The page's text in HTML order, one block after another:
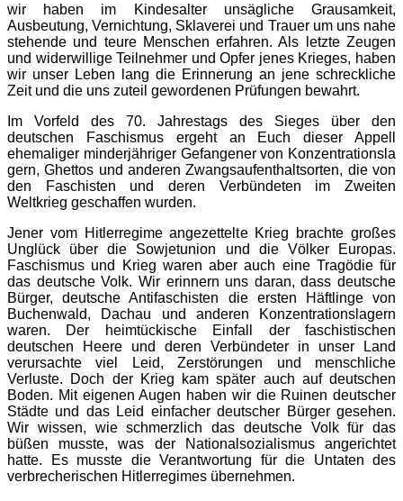
wir haben im Kindesalter unsägliche Grausamkeit,
Ausbeutung, Vernichtung, Sklaverei und Trauer um uns nahe
stehende und teure Menschen erfahren. Als letzte Zeugen
und widerwillige Teilnehmer und Opfer jenes Krieges, haben
wir unser Leben lang die Erinnerung an jene schreckliche
Zeit und die uns zuteil gewordenen Prüfungen bewahrt.
Im Vorfeld des 70. Jahrestags des Sieges über den
deutschen Faschismus ergeht an Euch dieser Appell
ehemaliger minderjähriger Gefangener von Konzentrationsla
gern, Ghettos und anderen Zwangsaufenthaltsorten, die von
den Faschisten und deren Verbündeten im Zweiten
Weltkrieg geschaffen wurden.
Jener vom Hitlerregime angezettelte Krieg brachte großes
Unglück über die Sowjetunion und die Völker Europas.
Faschismus und Krieg waren aber auch eine Tragödie für
das deutsche Volk. Wir erinnern uns daran, dass deutsche
Bürger, deutsche Antifaschisten die ersten Häftlinge von
Buchenwald, Dachau und anderen Konzentrationslagern
waren. Der heimtückische Einfall der faschistischen
deutschen Heere und deren Verbündeter in unser Land
verursachte viel Leid, Zerstörungen und menschliche
Verluste. Doch der Krieg kam später auch auf deutschen
Boden. Mit eigenen Augen haben wir die Ruinen deutscher
Städte und das Leid einfacher deutscher Bürger gesehen.
Wir wissen, wie schmerzlich das deutsche Volk für das
büßen musste, was der Nationalsozialismus angerichtet
hatte. Es musste die Verantwortung für die Untaten des
verbrecherischen Hitlerregimes übernehmen.